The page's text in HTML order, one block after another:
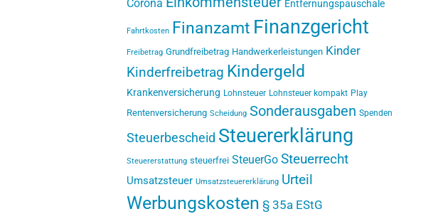
Corona Entfernungspauschale
Fahrtkosten Finanzamt Finanzgericht
Freibetrag Grundfreibetrag Handwerkerleistungen Kinder
Kinderfreibetrag Kindergeld
Krankenversicherung Lohnsteuer Lohnsteuer kompakt Play
Rentenversicherung Scheidung Sonderausgaben Spenden
Steuerbescheid Steuererklärung
Steuererstattung steuerfrei SteuerGo Steuerrecht
Umsatzsteuer Umsatzsteuererklärung Urteil
Werbungskosten § 35a EStG